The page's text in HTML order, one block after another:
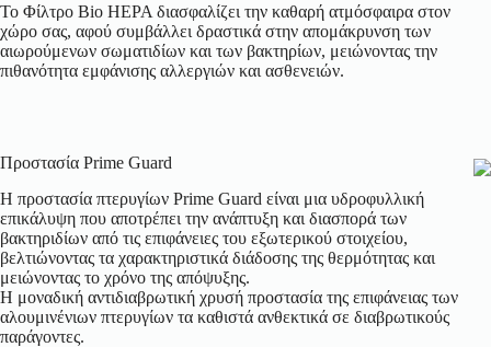
Το Φίλτρο Bio HEPA διασφαλίζει την καθαρή ατμόσφαιρα στον
χώρο σας, αφού συμβάλλει δραστικά στην απομάκρυνση των
αιωρούμενων σωματιδίων και των βακτηρίων, μειώνοντας την
πιθανότητα εμφάνισης αλλεργιών και ασθενειών.
Προστασία Prime Guard
Η προστασία πτερυγίων Prime Guard είναι μια υδροφυλλική
επικάλυψη που αποτρέπει την ανάπτυξη και διασπορά των
βακτηριδίων από τις επιφάνειες του εξωτερικού στοιχείου,
βελτιώνοντας τα χαρακτηριστικά διάδοσης της θερμότητας και
μειώνοντας το χρόνο της απόψυξης.
Η μοναδική αντιδιαβρωτική χρυσή προστασία της επιφάνειας των
αλουμινένιων πτερυγίων τα καθιστά ανθεκτικά σε διαβρωτικούς
παράγοντες.